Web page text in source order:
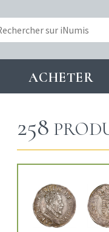
ACHETER
258